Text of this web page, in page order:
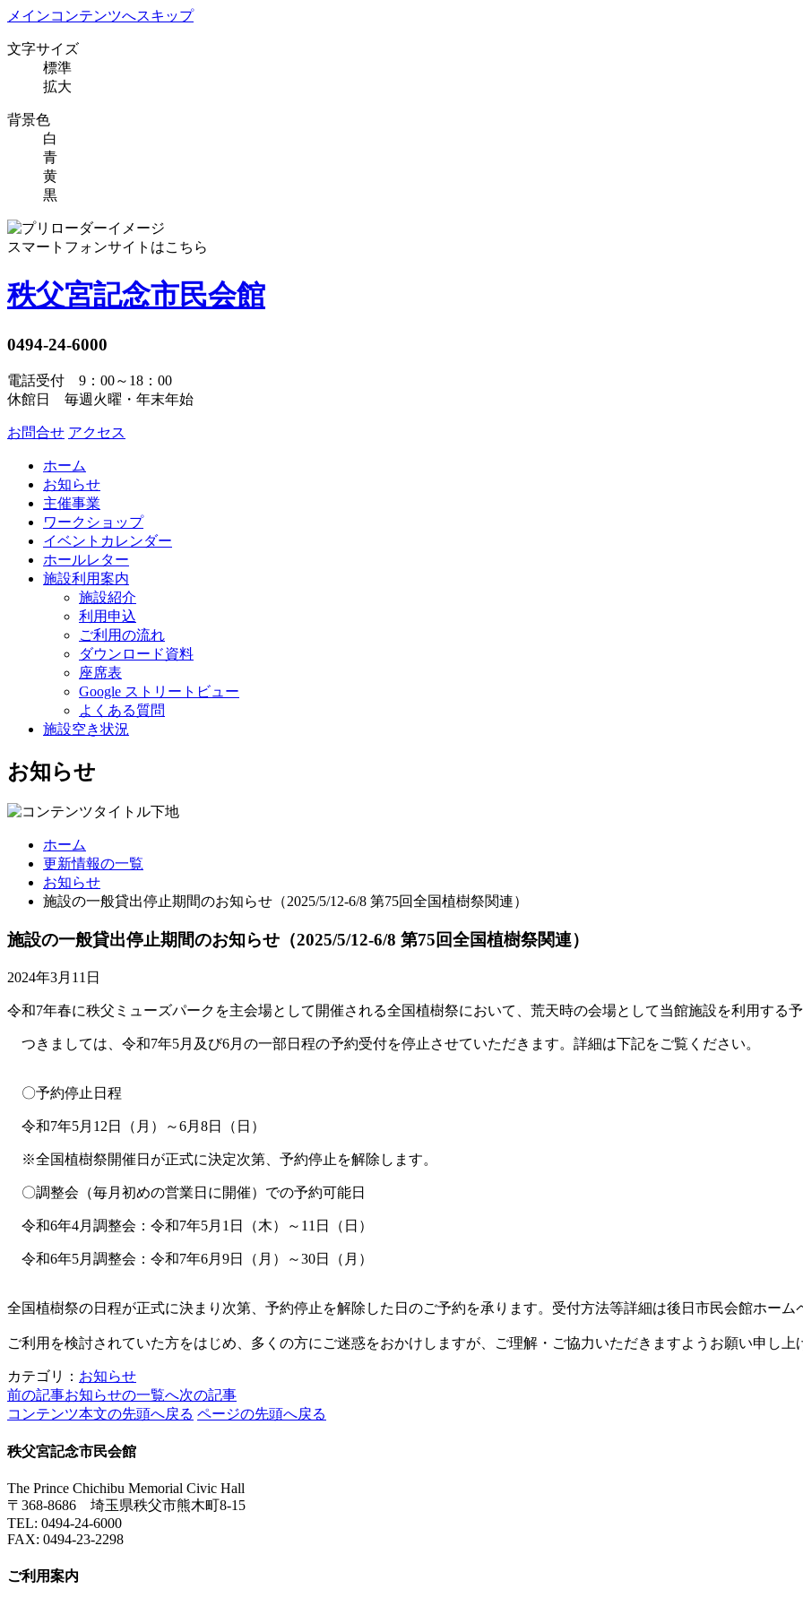
メインコンテンツへスキップ
文字サイズ
標準
拡大
背景色
白
青
黄
黒
スマートフォンサイトはこちら
秩父宮記念市民会館
0494-24-6000
電話受付 9：00～18：00
休館日 毎週火曜・年末年始
お問合せ アクセス
ホーム
お知らせ
主催事業
ワークショップ
イベントカレンダー
ホールレター
施設利用案内
施設紹介
利用申込
ご利用の流れ
ダウンロード資料
座席表
Google ストリートビュー
よくある質問
施設空き状況
お知らせ
ホーム
更新情報の一覧
お知らせ
施設の一般貸出停止期間のお知らせ（2025/5/12-6/8 第75回全国植樹祭関連）
施設の一般貸出停止期間のお知らせ（2025/5/12-6/8 第75回全国植樹祭関連）
2024年3月11日
令和7年春に秩父ミューズパークを主会場として開催される全国植樹祭において、荒天時の会場として当館施設を利用する
つきましては、令和7年5月及び6月の一部日程の予約受付を停止させていただきます。詳細は下記をご覧ください。
〇予約停止日程
令和7年5月 12 日（月）～6月 8日（日）
※全国植樹祭開催日が正式に決定次第、予約停止を解除します。
〇調整会（毎月初めの営業日に開催）での予約可能日
令和6年4月調整会：令和7年5月 1 日（木）～ 11 日（日）
令和6年5月調整会：令和7年6月 9日（月）～30日（月）
全国植樹祭の日程が正式に決まり次第、予約停止を解除した日のご予約を承ります。受付方法等詳細は後日市民会館ホーム
ご利用を検討されていた方をはじめ、多くの方にご迷惑をおかけしますが、ご理解・ご協力いただきますようお願い申し上
カテゴリ： お知らせ
前の記事お知らせの一覧へ次の記事
コンテンツ本文の先頭へ戻る ページの先頭へ戻る
秩父宮記念市民会館
The Prince Chichibu Memorial Civic Hall
〒368-8686 埼玉県秩父市熊木町8-15
TEL: 0494-24-6000
FAX: 0494-23-2298
ご利用案内